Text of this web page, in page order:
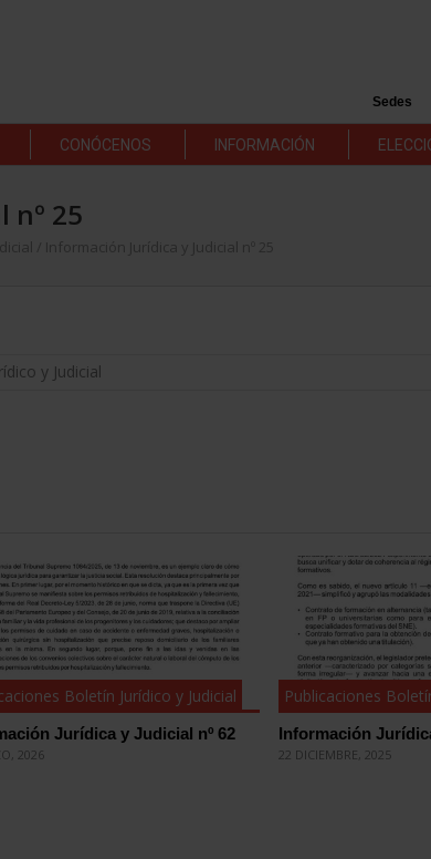
Sedes
CONÓCENOS INFORMACIÓN
nº 25
Información Jurídica y Judicial nº 25
y Judicial
Boletín Jurídico y Judicial
Jurídica y Judicial nº 62
2026
Publicaciones
Información
22 DICIEMBRE, 2025